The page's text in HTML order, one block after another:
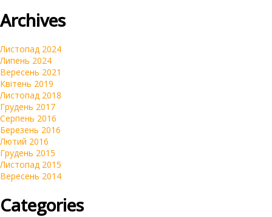
Archives
Листопад 2024
Липень 2024
Вересень 2021
Квітень 2019
Листопад 2018
Грудень 2017
Серпень 2016
Березень 2016
Лютий 2016
Грудень 2015
Листопад 2015
Вересень 2014
Categories